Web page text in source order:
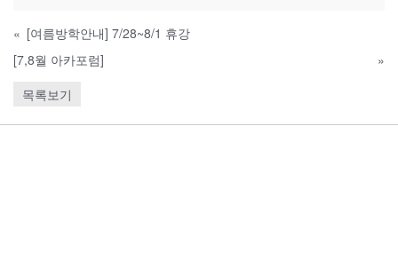
« [여름방학안내] 7/28~8/1 휴강
[7,8월 아카포럼]
»
목록보기